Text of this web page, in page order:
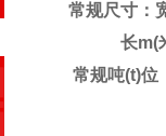
常规尺寸：
长m(
常规吨(t)位